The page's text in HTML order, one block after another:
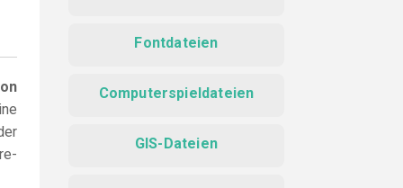
Fontdateien
Computerspieldateien
GIS-Dateien